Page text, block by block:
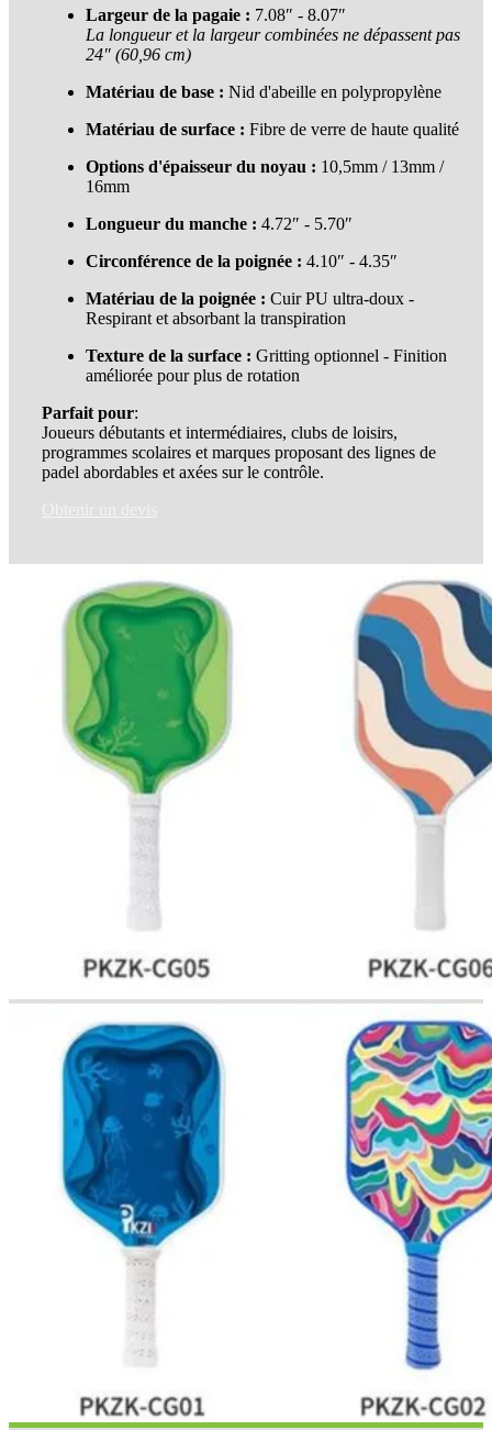
Largeur de la pagaie : 7.08″ - 8.07″
La longueur et la largeur combinées ne dépassent pas
24″ (60,96 cm)
Matériau de base : Nid d'abeille en polypropylène
Matériau de surface : Fibre de verre de haute qualité
Options d'épaisseur du noyau : 10,5mm / 13mm /
16mm
Longueur du manche : 4.72″ - 5.70″
Circonférence de la poignée : 4.10″ - 4.35″
Matériau de la poignée : Cuir PU ultra-doux -
Respirant et absorbant la transpiration
Texture de la surface : Gritting optionnel - Finition
améliorée pour plus de rotation
Parfait pour:
Joueurs débutants et intermédiaires, clubs de loisirs,
programmes scolaires et marques proposant des lignes de
padel abordables et axées sur le contrôle.